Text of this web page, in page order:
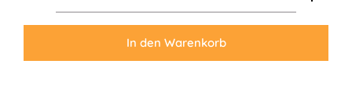
In den Warenkorb